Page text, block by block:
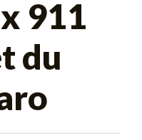
911
du